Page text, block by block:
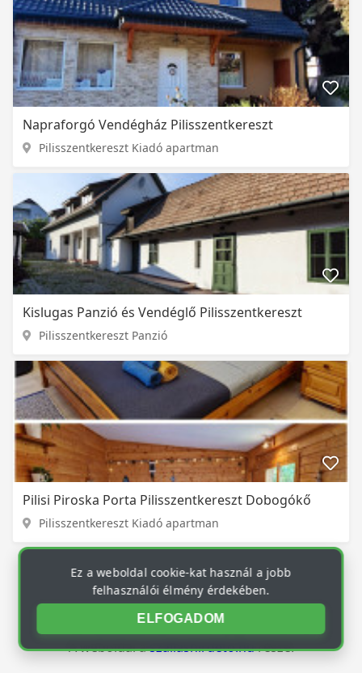
Napraforgó Vendégház Pilisszentkereszt
Pilisszentkereszt Kiadó apartman
Kislugas Panzió és Vendéglő Pilisszentkereszt
Pilisszentkereszt Panzió
Pilisi Piroska Porta Pilisszentkereszt Dobogókő
Pilisszentkereszt Kiadó apartman
szallas24.hu. Minden jog fenntartva.
A weboldal aszallashirdeto.hurésze.
Ez a weboldal cookie-kat használ a jobb
felhasználói élmény érdekében.
ELFOGADOM